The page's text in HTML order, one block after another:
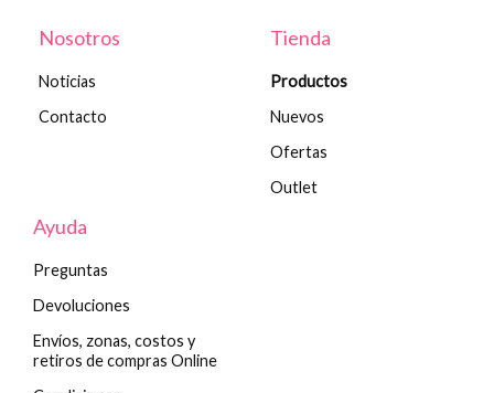
Nosotros
Noticias
Contacto
Tienda
Productos
Nuevos
Ofertas
Outlet
Ayuda
Preguntas
Devoluciones
Envíos, zonas, costos y
retiros de compras Online